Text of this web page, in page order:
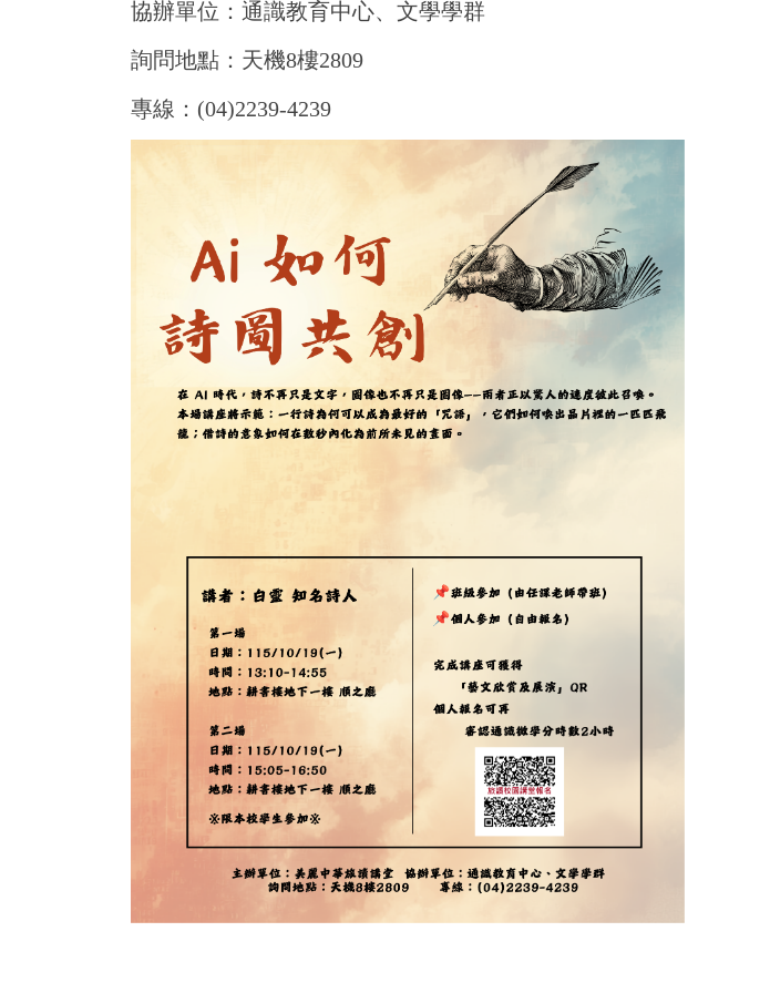
協辦單位：通識教育中心、文學學群
詢問地點：天機8樓2809
專線：(04)2239-4239